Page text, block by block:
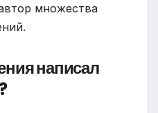
множества
написал